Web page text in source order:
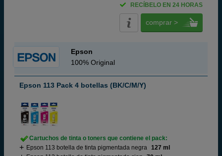
RECÍBELO EN 24 HORAS
comprar >
Epson
100% Original
Epson 113 Pack 4 botellas (BK/C/M/Y)
Cartuchos de tinta o toners que contiene el pack:
Epson 113 botella de tinta pigmentada negra 127 ml